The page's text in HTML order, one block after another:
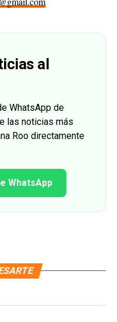
al
WhatsApp de
las noticias más
Roo directamente
WhatsApp